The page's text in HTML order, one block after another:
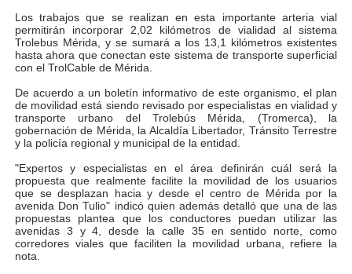
Fortaleciendo la economía comunal en El Vigía con
Campo Elías consolida plan de bacheo en el sector La
Fundecem inició con éxito el taller vacacional de
El Lactario del Iahula celebra la Semana Mundial de la
Plan Vacacional "Venezuela Ríe 2026" brinda
Iniciación al yoga reúne a diversos clubes deportivos
Mincomunas impulsa el autogobierno en Mérida con
Los trabajos que se realizan en esta importante arteria vial
permitirán incorporar 2,02 kilómetros de vialidad al sistema
Trolebus Mérida, y se sumará a los 13,1 kilómetros existentes
hasta ahora que conectan este sistema de transporte superficial
con el TrolCable de Mérida.
De acuerdo a un boletín informativo de este organismo, el plan
de movilidad está siendo revisado por especialistas en vialidad y
transporte urbano del Trolebús Mérida, (Tromerca), la
gobernación de Mérida, la Alcaldía Libertador, Tránsito Terrestre
y la policía regional y municipal de la entidad.
"Expertos y especialistas en el área definirán cuál será la
propuesta que realmente facilite la movilidad de los usuarios
que se desplazan hacia y desde el centro de Mérida por la
avenida Don Tulio" indicó quien además detalló que una de las
propuestas plantea que los conductores puedan utilizar las
avenidas 3 y 4, desde la calle 35 en sentido norte, como
corredores viales que faciliten la movilidad urbana, refiere la
nota.